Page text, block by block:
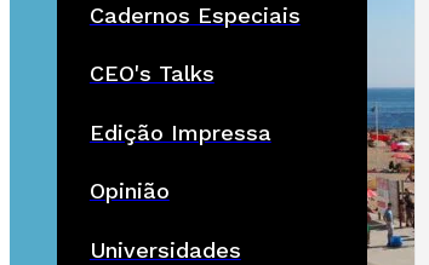
Cadernos Especiais
CEO's Talks
Edição Impressa
Opinião
Universidades